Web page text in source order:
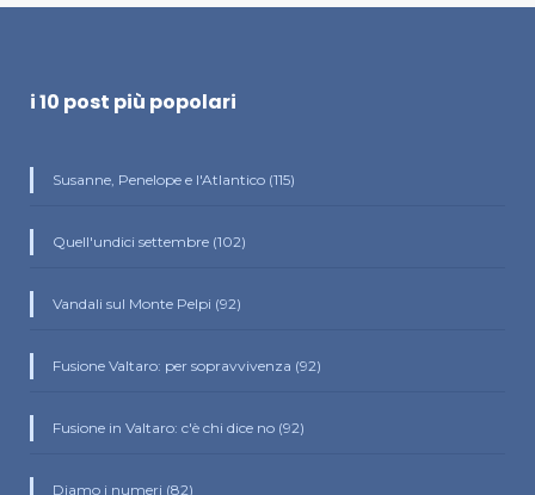
i 10 post più popolari
Susanne, Penelope e l'Atlantico (115)
Quell'undici settembre (102)
Vandali sul Monte Pelpi (92)
Fusione Valtaro: per sopravvivenza (92)
Fusione in Valtaro: c'è chi dice no (92)
Diamo i numeri (82)